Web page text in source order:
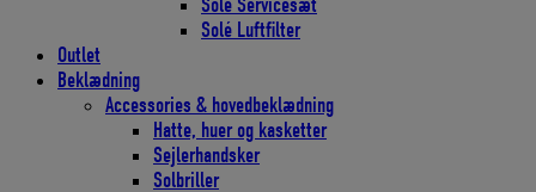
Solé Servicesæt
Solé Luftfilter
Outlet
Beklædning
Accessories & hovedbeklædning
Hatte, huer og kasketter
Sejlerhandsker
Solbriller